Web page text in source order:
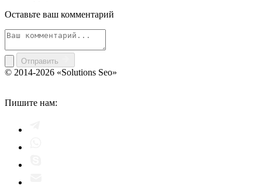
Оставьте ваш комментарий
Отправить
© 2014-2026 «Solutions Seo»
Пишите нам: